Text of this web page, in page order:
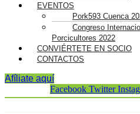
EVENTOS
Pork593 Cuenca
Congreso
Porcicultores 2022
CONVIÉRTETE EN SOCIO
CONTACTOS
Afíliate aquí
Facebook Twitter